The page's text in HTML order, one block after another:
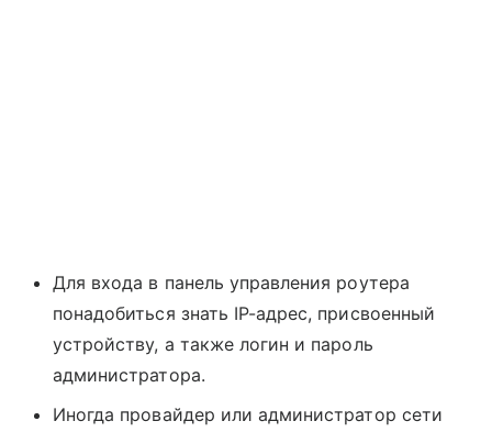
Для входа в панель управления роутера
понадобиться знать IP-адрес, присвоенный
устройству, а также логин и пароль
администратора.
Иногда провайдер или администратор сети